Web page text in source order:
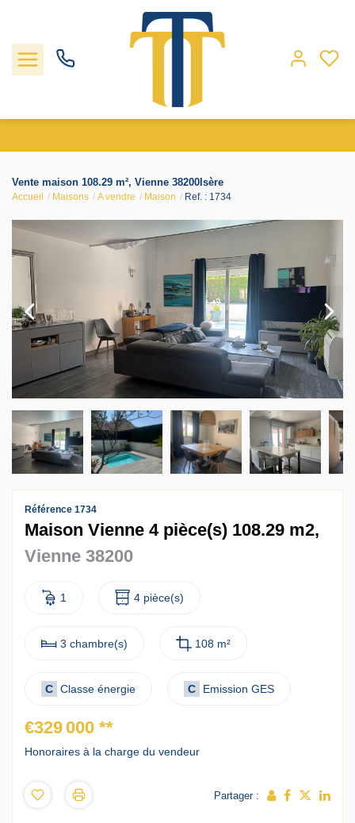
Gestion
Nos agences
Estimation
Contact
Accès clients
Vente maison 108.29 m², Vienne 38200Isère
Accueil Maisons A vendre Maison Ref. : 1734
Référence 1734
Maison Vienne 4 pièce(s) 108.29 m2,
Vienne 38200
1 4 pièce(s)
3 chambre(s) 108 m²
C Classe énergie C Emission GES
€329 000 **
Honoraires à la charge du vendeur
Partager :